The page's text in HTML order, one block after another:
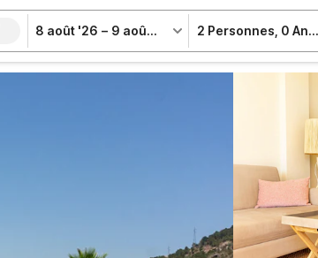
8 août '26 – 9 août '26 2 Personnes 0 Animal